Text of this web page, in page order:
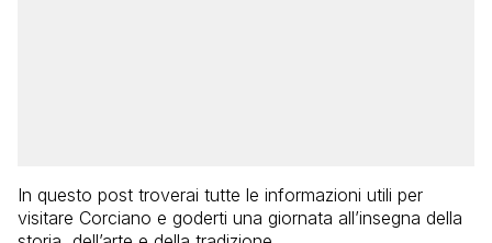
In questo post troverai tutte le informazioni utili per
visitare Corciano e goderti una giornata all’insegna della